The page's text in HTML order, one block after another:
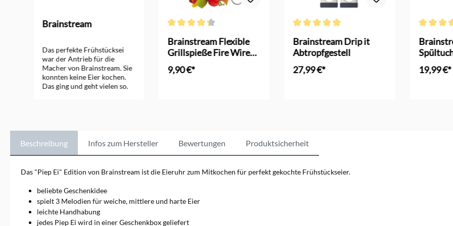
Brainstream
Das perfekte Frühstücksei
war der Antrieb für die
Macher von Brainstream. Sie
konnten keine Eier kochen.
Das ging und geht vielen so.
kam es, dass die Entwickler
von Brainsteam eine Eieruhr
entwickelten, dass wie ein Ei
fühlt und ein Lied trällert,
wenn das Ei den perfekten
Garzustand hat. Das Piep Ei
an, dass es sich zu einer
beliebten und lustigen
Geschenk Edition mauserte.
Brainstream - entwickelt und
Brainstream Flexible
Grillspieße Fire Wire
2er Set
9,90 €*
Brainstream Drip it
Abtropfgestell
27,99 €*
19,99 €*
Beschreibung Infos zum Hersteller Bewertungen Produktsicherheit
Das "Piep Ei" Edition von Brainstream ist die Eieruhr zum Mitkochen für perfekt gekochte Frühstückseier.
beliebte Geschenkidee
spielt 3 Melodien für weiche, mittlere und harte Eier
leichte Handhabung
jedes Piep Ei wird in einer Geschenkbox geliefert